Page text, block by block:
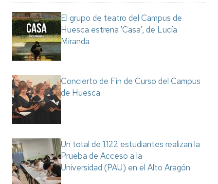
El grupo de teatro del Campus de
Huesca estrena 'Casa', de Lucía
Miranda
Concierto de Fin de Curso del Campus
de Huesca
Un total de 1.122 estudiantes realizan la
Prueba de Acceso a la
Universidad (PAU) en el Alto Aragón